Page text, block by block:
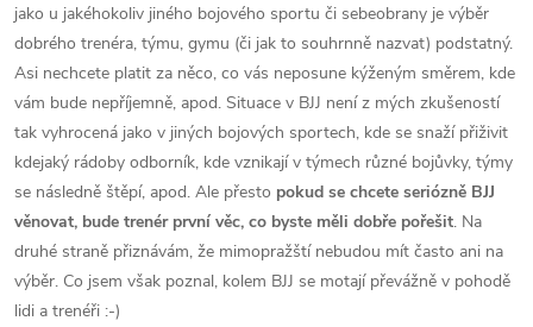
jako u jakéhokoliv jiného bojového sportu či sebeobrany je výběr
dobrého trenéra, týmu, gymu (či jak to souhrnně nazvat) podstatný.
Asi nechcete platit za něco, co vás neposune kýženým směrem, kde
vám bude nepříjemně, apod. Situace v BJJ není z mých zkušeností
tak vyhrocená jako v jiných bojových sportech, kde se snaží přiživit
kdejaký rádoby odborník, kde vznikají v týmech různé bojůvky, týmy
se následně štěpí, apod. Ale přesto pokud se chcete seriózně BJJ
věnovat, bude trenér první věc, co byste měli dobře pořešit. Na
druhé straně přiznávám, že mimopražští nebudou mít často ani na
výběr. Co jsem však poznal, kolem BJJ se motají převážně v pohodě
lidi a trenéři :-)